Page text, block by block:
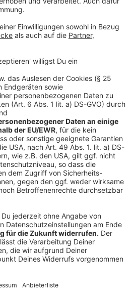
an Tankstellenbetreibern,
die Preise erhöht haben. Ein
Kreises bezeichnet die
da der derzeitige Treibstoff
an der Tankstelle
und Tipps zum
Deutschland:
am Abend:
Laut ADAC
am niedrigsten,
18:00 und 19:00 Uhr sowie
22:00 Uhr. Einsparungen bei
können über sechs Euro
Vermeiden Sie den